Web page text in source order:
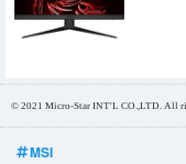
© 2021 Micro-Star INT'L CO.,LTD. All
MSI